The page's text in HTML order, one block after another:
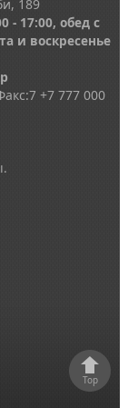
189
- 17:00, обед с
и воскресенье
7 +7 777 000
Top